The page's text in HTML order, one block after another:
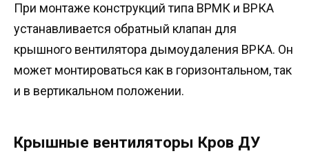
При монтаже конструкций типа ВРМК и ВРКА
устанавливается обратный клапан для
крышного вентилятора дымоудаления ВРКА. Он
может монтироваться как в горизонтальном, так
и в вертикальном положении.
Крышные вентиляторы Кров ДУ